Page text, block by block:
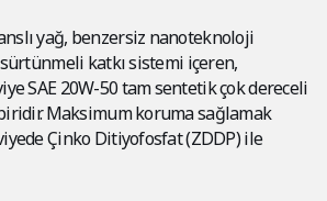
yağ, benzersiz nanoteknoloji
katkı sistemi içeren,
SAE 20W-50 tam sentetik çok dereceli
Maksimum koruma sağlamak
Çinko Ditiyofosfat (ZDDP) ile